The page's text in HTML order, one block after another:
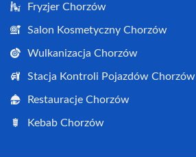
Fryzjer Chorzów
Salon Kosmetyczny Chorzów
Wulkanizacja Chorzów
Stacja Kontroli Pojazdów Chorzów
Restauracje Chorzów
Kebab Chorzów